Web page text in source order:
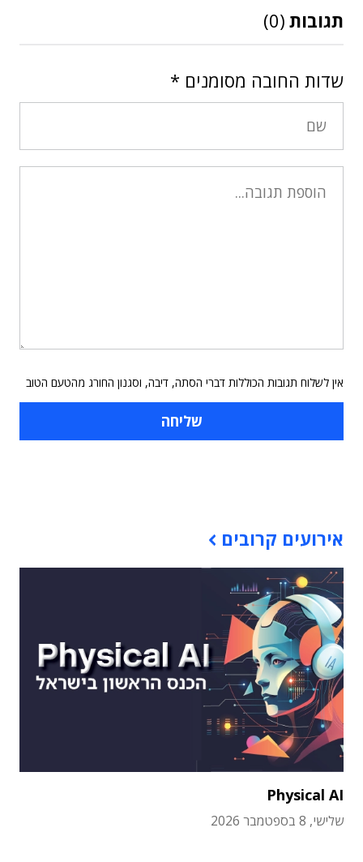
תגובות (0)
שדות החובה מסומנים *
אין לשלוח תגובות הכוללות דברי הסתה, דיבה, וסגנון החורג מהטעם הטוב
אירועים קרובים
Physical AI
שלישי, 8 בספטמבר 2026